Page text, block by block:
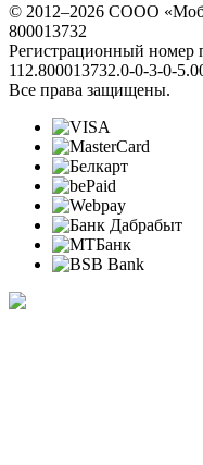
© 2012–2026 СООО
800013732
Регистрационный номер
112.800013732.0-0-3-0-
Все права защищены.